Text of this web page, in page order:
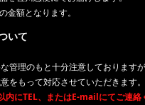
金額となります。
いて
管理のもと十分注意しております
をもって対応させていただきます。
内にTEL、またはE-mailにてご連絡